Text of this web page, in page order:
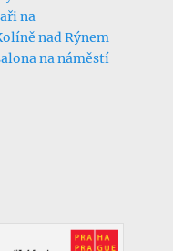
na
nad Rýnem
na náměstí